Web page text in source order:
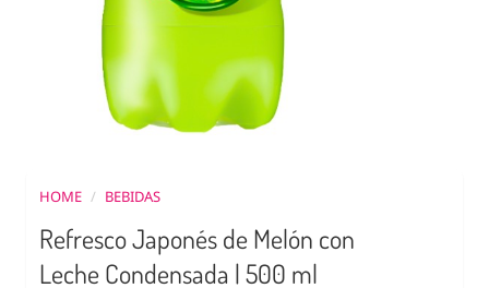
HOME / BEBIDAS
Refresco Japonés de Melón con
Leche Condensada | 500 ml